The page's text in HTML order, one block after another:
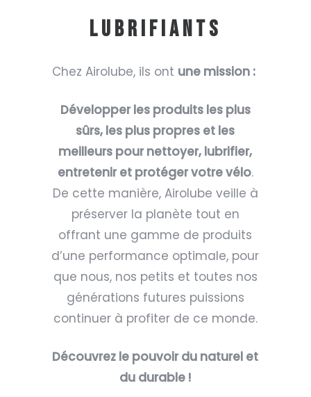
LUBRIFIANTS
Chez Airolube, ils ont une mission :
Développer les produits les plus
sûrs, les plus propres et les
meilleurs pour nettoyer, lubrifier,
entretenir et protéger votre vélo.
De cette manière, Airolube veille à
préserver la planète tout en
offrant une gamme de produits
d’une performance optimale, pour
que nous, nos petits et toutes nos
générations futures puissions
continuer à profiter de ce monde.
Découvrez le pouvoir du naturel et
du durable !